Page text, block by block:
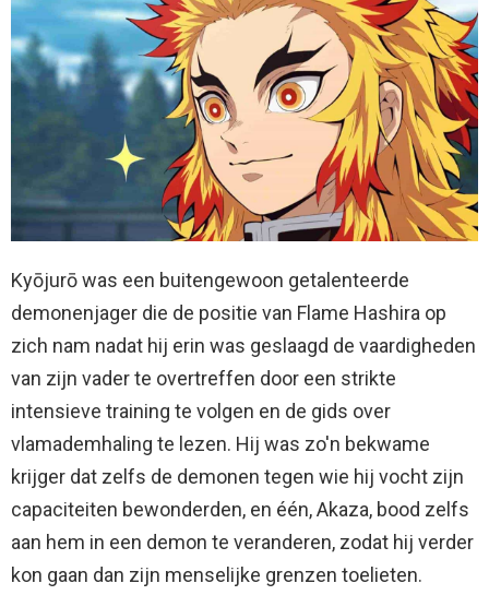
Kyōjurō was een buitengewoon getalenteerde
demonenjager die de positie van Flame Hashira op
zich nam nadat hij erin was geslaagd de vaardigheden
van zijn vader te overtreffen door een strikte
intensieve training te volgen en de gids over
vlamademhaling te lezen. Hij was zo'n bekwame
krijger dat zelfs de demonen tegen wie hij vocht zijn
capaciteiten bewonderden, en één, Akaza, bood zelfs
aan hem in een demon te veranderen, zodat hij verder
kon gaan dan zijn menselijke grenzen toelieten.